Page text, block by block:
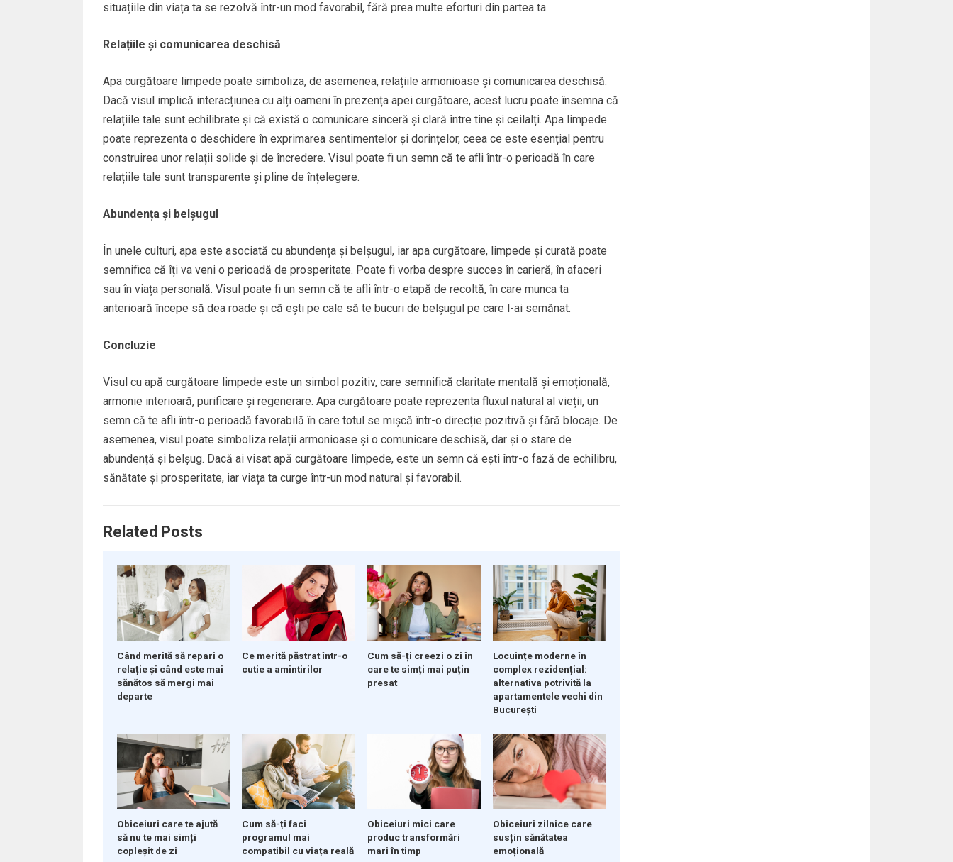
situațiile din viața ta se rezolvă într-un mod favorabil, fără prea multe eforturi din partea ta.
Relațiile și comunicarea deschisă
Apa curgătoare limpede poate simboliza, de asemenea, relațiile armonioase și comunicarea deschisă.
Dacă visul implică interacțiunea cu alți oameni în prezența apei curgătoare, acest lucru poate însemna că
relațiile tale sunt echilibrate și că există o comunicare sinceră și clară între tine și ceilalți. Apa limpede
poate reprezenta o deschidere în exprimarea sentimentelor și dorințelor, ceea ce este esențial pentru
construirea unor relații solide și de încredere. Visul poate fi un semn că te afli într-o perioadă în care
relațiile tale sunt transparente și pline de înțelegere.
Abundența și belșugul
În unele culturi, apa este asociată cu abundența și belșugul, iar apa curgătoare, limpede și curată poate
semnifica că îți va veni o perioadă de prosperitate. Poate fi vorba despre succes în carieră, în afaceri
sau în viața personală. Visul poate fi un semn că te afli într-o etapă de recoltă, în care munca ta
anterioară începe să dea roade și că ești pe cale să te bucuri de belșugul pe care l-ai semănat.
Concluzie
Visul cu apă curgătoare limpede este un simbol pozitiv, care semnifică claritate mentală și emoțională,
armonie interioară, purificare și regenerare. Apa curgătoare poate reprezenta fluxul natural al vieții, un
semn că te afli într-o perioadă favorabilă în care totul se mișcă într-o direcție pozitivă și fără blocaje. De
asemenea, visul poate simboliza relații armonioase și o comunicare deschisă, dar și o stare de
abundență și belșug. Dacă ai visat apă curgătoare limpede, este un semn că ești într-o fază de echilibru,
sănătate și prosperitate, iar viața ta curge într-un mod natural și favorabil.
Related Posts
Când merită să repari o
relație și când este mai
sănătos să mergi mai
departe
Ce merită păstrat într-o
cutie a amintirilor
Cum să-ți creezi o zi în
care te simți mai puțin
presat
Locuințe moderne în
complex rezidențial:
alternativa potrivită la
apartamentele vechi din
București
Obiceiuri care te ajută
să nu te mai simți
copleșit de zi
Cum să-ți faci
programul mai
compatibil cu viața reală
Obiceiuri mici care
produc transformări
mari în timp
Obiceiuri zilnice care
susțin sănătatea
emoțională